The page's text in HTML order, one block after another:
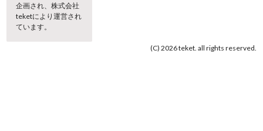
企画され、株式会社
teketにより運営され
ています。
(C) 2026 teket. all rights reserved.